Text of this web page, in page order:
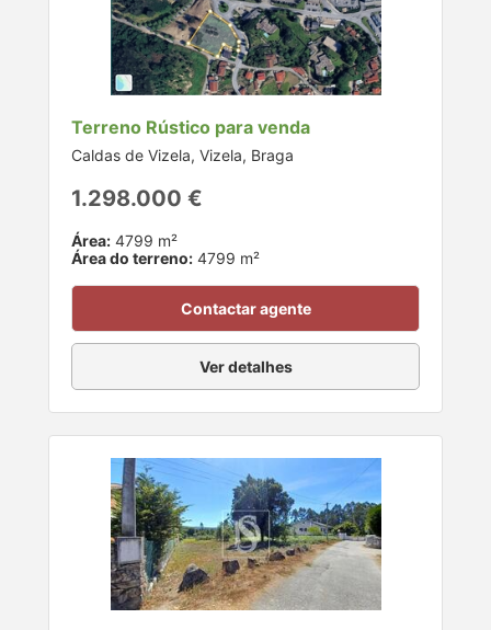
Terreno Rústico para venda
Caldas de Vizela, Vizela, Braga
1.298.000 €
Área: 4799 m²
Área do terreno: 4799 m²
Contactar agente
Ver detalhes